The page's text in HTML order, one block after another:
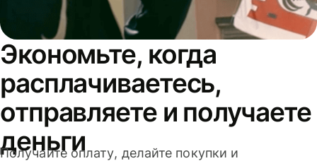
Экономьте, когда
расплачиваетесь,
отправляете и получаете
деньги
Получайте оплату, делайте покупки и